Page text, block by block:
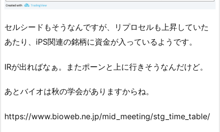
セルシードもそうなんですが、リプロセルも上昇していた
あたり、iPS関連の銘柄に資金が入っているようです。
IRが出ればなぁ。またポーンと上に行きそうなんだけど。
あとバイオは秋の学会がありますからね。
https://www.bioweb.ne.jp/mid_meeting/stg_time_table/